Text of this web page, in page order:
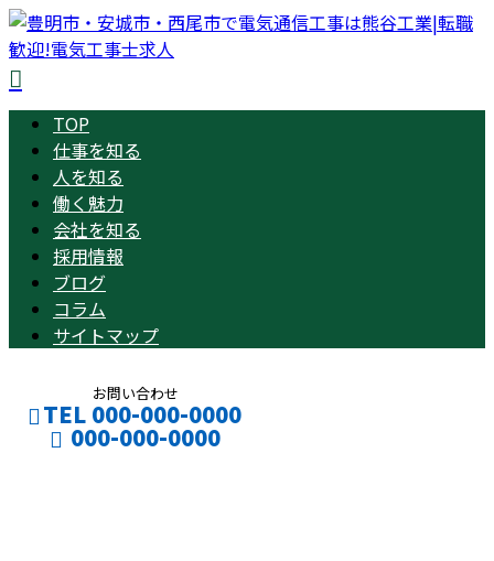
TOP
仕事を知る
人を知る
働く魅力
会社を知る
採用情報
ブログ
コラム
サイトマップ
お問い合わせ
TEL 000-000-0000
000-000-0000